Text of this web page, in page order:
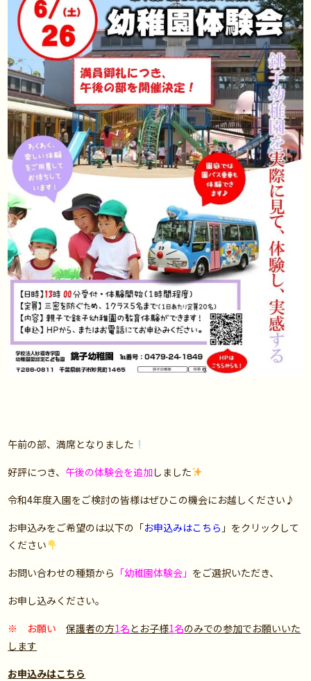
午前の部、満席となりました
好評につき、 午後の体験会を追加しました
令和4年度入園をご検討の皆様はぜひこの機会にお越しください♪
お申込みをご希望のは以下の「お申込みはこちら 」をクリックして
ください
お問い合わせの種類から 「幼稚園体験会」 をご選択いただき、
お申し込みください。
※ お願い 保護者の方1名とお子様1名のみでの参加でお願いいた
します
お申込みはこちら